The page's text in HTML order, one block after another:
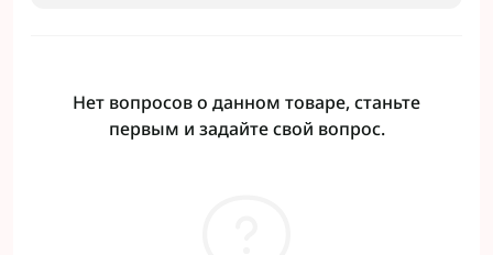
Нет вопросов о данном товаре, станьте
первым и задайте свой вопрос.